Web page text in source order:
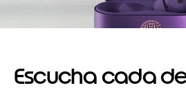
Escucha cada